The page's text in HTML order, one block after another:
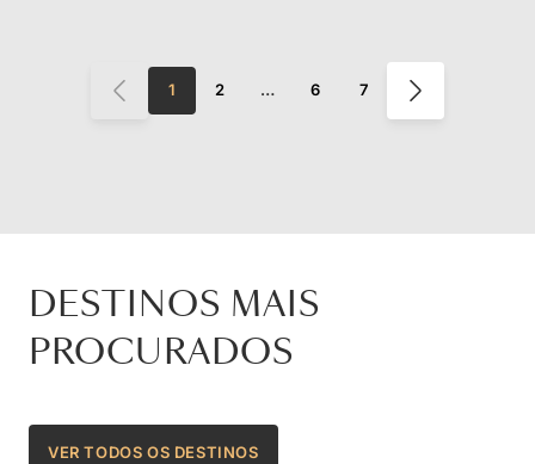
1 2 … 6 7
DESTINOS MAIS
PROCURADOS
VER TODOS OS DESTINOS